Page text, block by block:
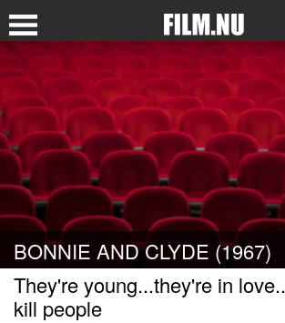
BONNIE AND CLYDE (1967)
They're young...they're in love...and they
kill people